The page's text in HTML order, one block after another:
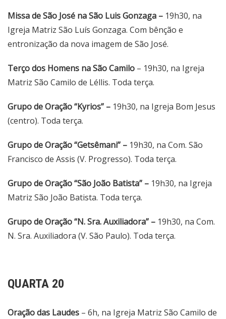
Missa de São José na São Luis Gonzaga – 19h30, na
Igreja Matriz São Luís Gonzaga. Com bênção e
entronização da nova imagem de São José.
Terço dos Homens na São Camilo – 19h30, na Igreja
Matriz São Camilo de Léllis. Toda terça.
Grupo de Oração “Kyrios” – 19h30, na Igreja Bom Jesus
(centro). Toda terça.
Grupo de Oração “Getsêmani” – 19h30, na Com. São
Francisco de Assis (V. Progresso). Toda terça.
Grupo de Oração “São João Batista” – 19h30, na Igreja
Matriz São João Batista. Toda terça.
Grupo de Oração “N. Sra. Auxiliadora” – 19h30, na Com.
N. Sra. Auxiliadora (V. São Paulo). Toda terça.
QUARTA 20
Oração das Laudes – 6h, na Igreja Matriz São Camilo de